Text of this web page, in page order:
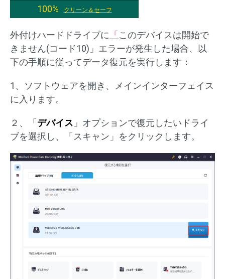
100%
クリーン＆セーフ
外付けハードドライブに 「このデバイスは開始で
きません(コード10)」エラーが発生した場合、以
下の手順に従ってデータ復元を実行します：
1、ソフトウェアを開き、メインインターフェイス
に入ります。
２、「デバイス 」オプションで復元したいドライ
ブを選択し、「スキャン」をクリックします。